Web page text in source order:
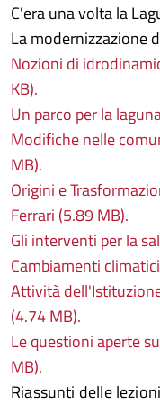
C'era una volta la
La modernizzazione
Nozioni di
KB).
Un parco per la
Modifiche nelle
MB).
Origini e
Ferrari (5.89 MB).
Gli interventi per la
Cambiamenti
Attività
(4.74 MB).
Le questioni aperte
MB).
Riassunti delle lezioni